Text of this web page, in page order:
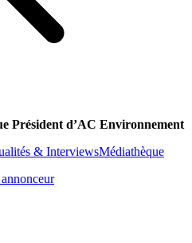
Président d’AC Environnement
& InterviewsMédiathèque